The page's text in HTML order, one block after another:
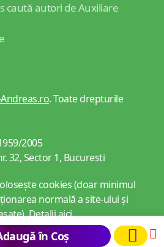
în Coș
caută autori de Auxiliare
. Toate drepturile
2005
32, Sector 1, Bucuresti
cookies (doar minimul
normală a site-ului și
Detalii aici